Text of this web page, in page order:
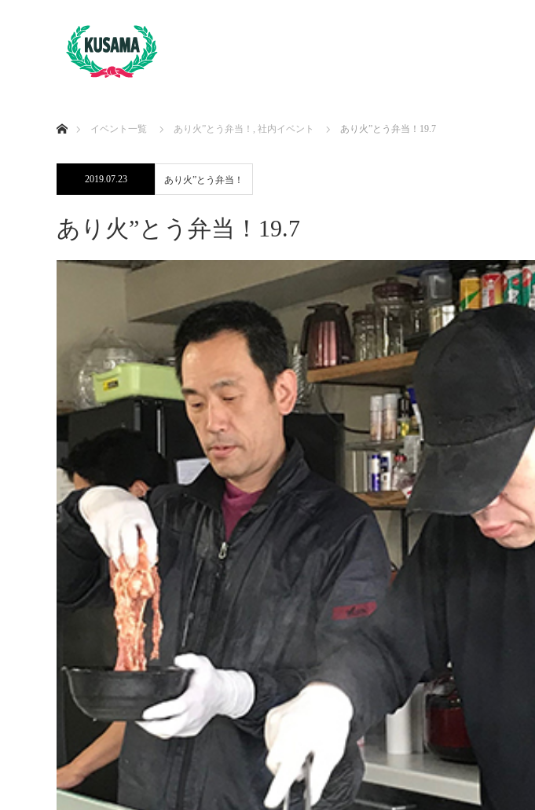
イベント一覧
あり火”とう弁当！ , 社内イベント あり火”とう弁当！19.7
2019.07.23 あり火”とう弁当！
あり火”とう弁当！19.7